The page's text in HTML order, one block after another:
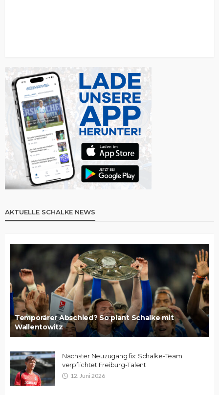
AKTUELLE SCHALKE NEWS
Temporärer Abschied? So plant Schalke mit
Wallentowitz
Nächster Neuzugang fix: Schalke-Team
verpflichtet Freiburg-Talent
12. Juni 2026